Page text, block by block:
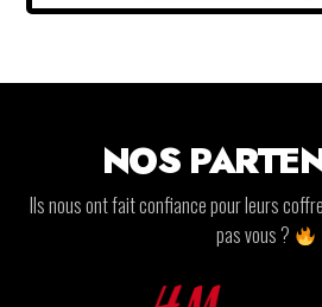
NOS
Ils nous ont fait confiance pour leurs
pas vous ?